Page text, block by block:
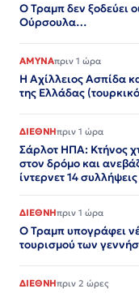
Ο Τραμπ δεν ξοδεύει
Ούρσουλα…
ΑΜΥΝΑπριν 1 ώρα
Η Αχίλλειος Ασπίδα
της Ελλάδας
ΔΙΕΘΝΗπριν 1 ώρα
Σάρλοτ ΗΠΑ: Κτήνος
στον δρόμο και
ίντερνετ 14
ΔΙΕΘΝΗπριν 1 ώρα
Ο Τραμπ υπογράφει
τουρισμού των
ΔΙΕΘΝΗπριν 2 ώρες